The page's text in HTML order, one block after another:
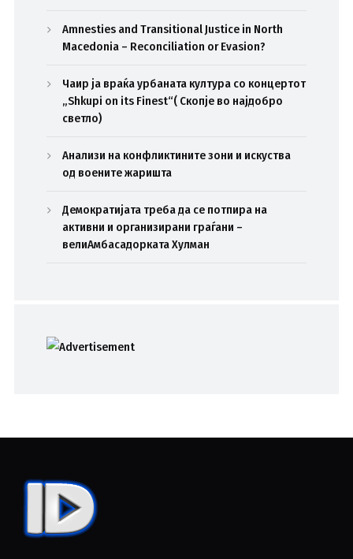
Amnesties and Transitional Justice in North
Macedonia – Reconciliation or Evasion?
Чаир ја враќа урбаната култура со концертот
„Shkupi on its Finest“( Скопје во најдобро
светло)
Анализи на конфликтините зони и искуства
од воените жаришта
Демократијата треба да се потпира на
активни и организирани граѓани –
велиАмбасадорката Хулман